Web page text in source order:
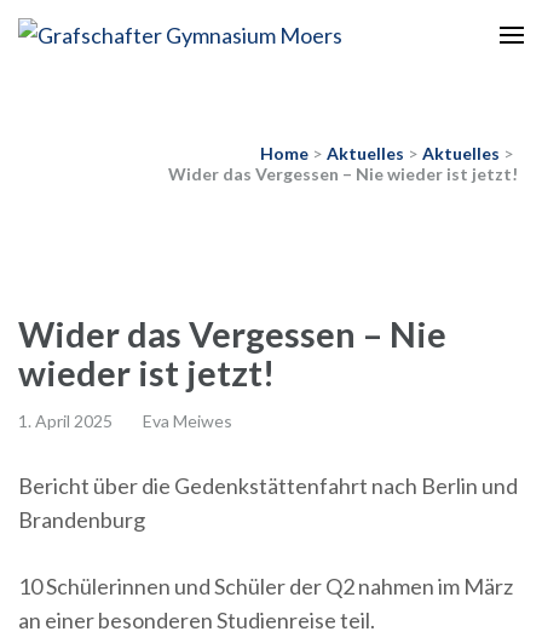
Home > Aktuelles > Aktuelles >
Wider das Vergessen – Nie wieder ist jetzt!
Wider das Vergessen – Nie
wieder ist jetzt!
1. April 2025 Eva Meiwes
Bericht über die Gedenkstättenfahrt nach Berlin und
Brandenburg
10 Schülerinnen und Schüler der Q2 nahmen im März
an einer besonderen Studienreise teil.